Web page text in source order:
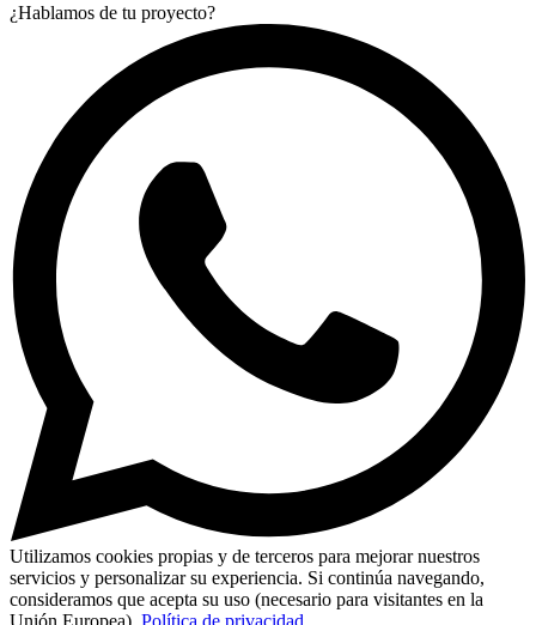
¿Hablamos de tu proyecto?
Utilizamos cookies propias y de terceros para mejorar nuestros
servicios y personalizar su experiencia. Si continúa navegando,
consideramos que acepta su uso (necesario para visitantes en la
Unión Europea). Política de privacidad